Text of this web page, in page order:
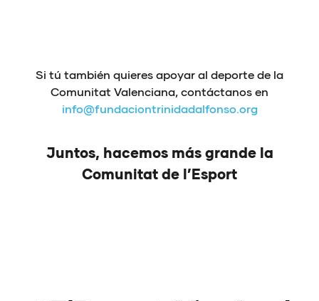
Si tú también quieres apoyar al deporte de la
Comunitat Valenciana, contáctanos en
info@fundaciontrinidadalfonso.org
Juntos, hacemos más grande la
Comunitat de l’Esport